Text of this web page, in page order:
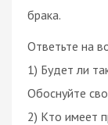
брака.
Ответьте на
1) Будет ли
Обоснуйте
2) Кто имеет